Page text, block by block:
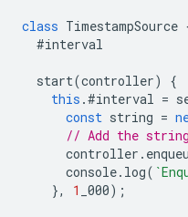
class TimestampSource
#interval
start(controller)
{
this .#interval =
const string =
// Add the
controller .
console. log(
},
1 _000);